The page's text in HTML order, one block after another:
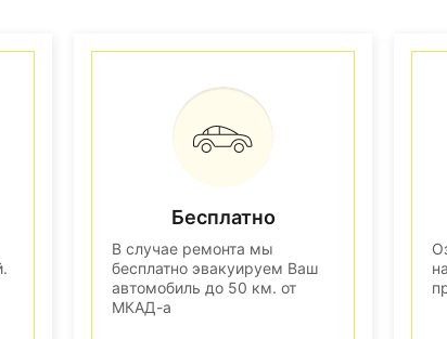
Бесплатно
В случае ремонта мы
бесплатно эвакуируем Ваш
автомобиль до 50 км. от
МКАД-а